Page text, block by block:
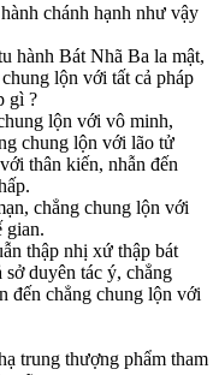
chánh hạnh như vậy
Bát Nhã Ba la mật,
lộn với tất cả pháp
gì ?
lộn với vô minh,
chung lộn với lão tử
thân kiến, nhẫn đến
chẳng chung lộn với
gian.
thập nhị xứ thập bát
duyên tác ý, chẳng
đến chẳng chung lộn với
trung thượng phẩm tham